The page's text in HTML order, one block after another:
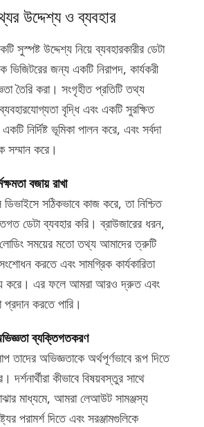
উদ্দেশ্য ও ব্যবহার
উদ্দেশ্য নিয়ে ব্যবহারকারীর ডেটা
জন্য একটি নিরাপদ, কার্যকরী
তৈরি করা। সংগৃহীত প্রতিটি তথ্য
বৃদ্ধি এবং একটি সুরক্ষিত
নির্দিষ্ট ভূমিকা পালন করে, এবং সর্বদা
সম্মান করে।
বজায় রাখা
ডিভাইসে সঠিকভাবে কাজ করে, তা নিশ্চিত
ডেটা ব্যবহার করি। ব্রাউজারের ধরন,
সময়ের মতো তথ্য আমাদের ত্রুটি
করতে এবং সামগ্রিক কার্যকারিতা
করে। এর ফলে আমরা আরও দ্রুত এবং
প্রদান করতে পারি।
ব্যক্তিগতকরণ
তাদের অভিজ্ঞতাকে অর্থপূর্ণভাবে রূপ দিতে
দর্শনার্থীরা কীভাবে বিষয়বস্তুর সাথে
মাধ্যমে, আমরা লেআউট সামঞ্জস্য
পরামর্শ দিতে এবং সরঞ্জামগুলিকে